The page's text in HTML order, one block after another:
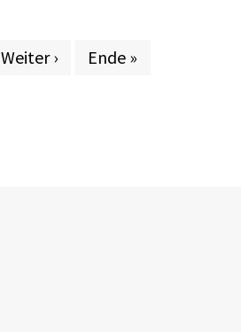
Nächste Seite
Weiter › Letzte Seite
Ende »